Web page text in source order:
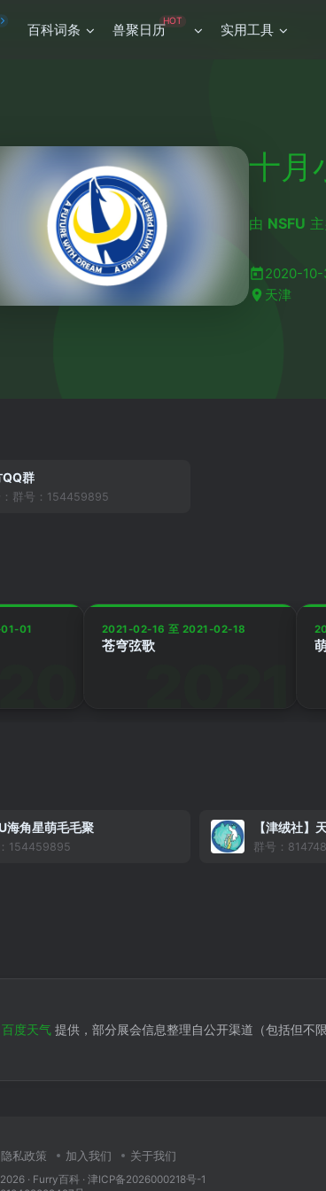
百科词条 兽聚日历
HOT
实用工具
十月
由 NSFU
2020-
天津
群
群号：154459895
01 2021-02-16 至 2021-02-18
苍穹弦歌
海角星萌毛毛聚
154459895
【津绒社】
群号：
百度天气提供，部分展会信息整理自公开渠道（包括但不
隐私政策 加入我们 关于我们
· Furry百科 · 津ICP备2026000218号-1